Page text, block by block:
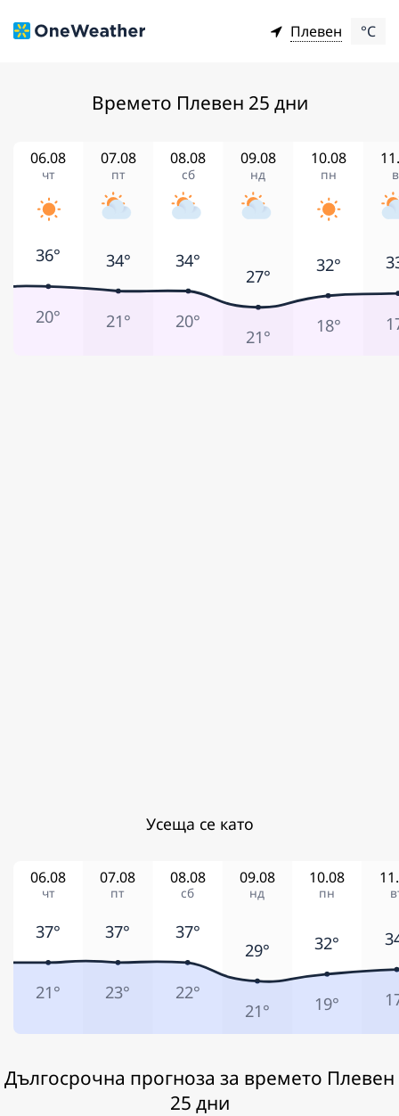
Плевен °C
Времето Плевен 25 дни
чт
06.08
пт
07.08
сб
08.08
нд
09.08
пн
10.08
36°
20°
34°
21°
34°
20°
27°
21°
32°
18°
Усеща се като
чт
06.08
пт
07.08
сб
08.08
нд
09.08
пн
10.08
37°
21°
37°
23°
37°
22°
29°
21°
32°
19°
Дългосрочна прогноза за времето Плевен
25 дни